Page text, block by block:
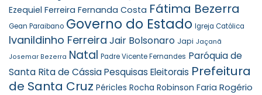
Ezequiel Ferreira Fernanda Costa Fátima Bezerra
Gean Paraibano Governo do Estado Igreja Católica
Ivanildinho Ferreira Jair Bolsonaro Japi Jaçanã
Josemar Bezerra Natal Padre Vicente Fernandes Paróquia de
Santa Rita de CássiaPesquisas Eleitorais Prefeitura
de Santa Cruz Péricles Rocha Robinson Faria Rogério